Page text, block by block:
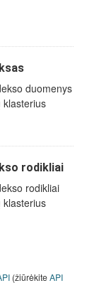
duomenys
klasterius
rodikliai
rodikliai
klasterius
(žiūrėkiteAPI